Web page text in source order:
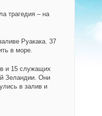
трагедия – на
Руакака. 37
в море.
и 15 служащих
Зеландии. Они
в залив и